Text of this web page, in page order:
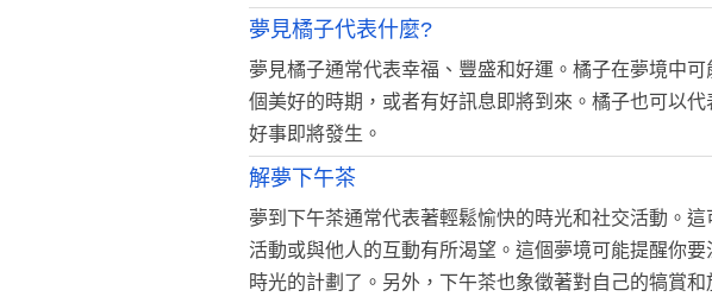
夢見橘子代表什麼?
夢見橘子通常代表幸福、豐盛和好運。橘子在夢境中
個美好的時期，或者有好訊息即將到來。橘子也可以
好事即將發生。
解夢下午茶
夢到下午茶通常代表著輕鬆愉快的時光和社交活動。
活動或與他人的互動有所渴望。這個夢境可能提醒你
時光的計劃了。另外，下午茶也象徵著對自己的犒賞